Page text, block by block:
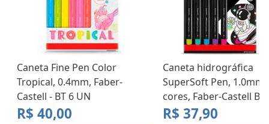
Caneta Fine Pen Color
Tropical, 0.4mm, Faber-
Castell - BT 6 UN
R$ 40,00
Caneta hidrográfica
SuperSoft Pen, 1.0mm,
cores, Faber-Castell BT
R$ 37,90